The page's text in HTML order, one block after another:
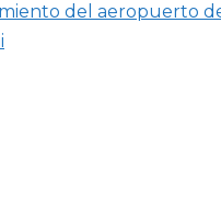
del aeropuerto